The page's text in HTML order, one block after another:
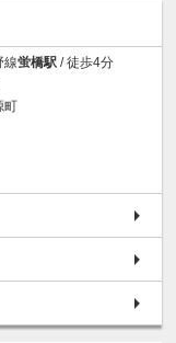
線蛍橋駅 / 徒歩4分
町